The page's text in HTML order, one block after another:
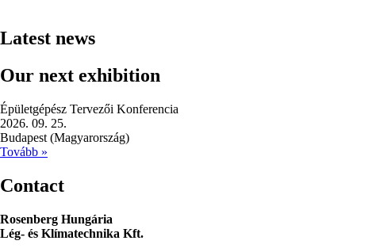
Latest news
Our next exhibition
Épületgépész Tervezői Konferencia
2026. 09. 25.
Budapest (Magyarország)
Tovább »
Contact
Rosenberg Hungária
Lég- és Klímatechnika Kft.